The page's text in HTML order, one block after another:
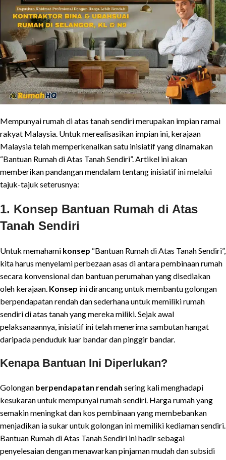
Mempunyai rumah di atas tanah sendiri merupakan impian ramai
rakyat Malaysia. Untuk merealisasikan impian ini, kerajaan
Malaysia telah memperkenalkan satu inisiatif yang dinamakan
“Bantuan Rumah di Atas Tanah Sendiri”. Artikel ini akan
memberikan pandangan mendalam tentang inisiatif ini melalui
tajuk-tajuk seterusnya:
1. Konsep Bantuan Rumah di Atas
Tanah Sendiri
Untuk memahami konsep “Bantuan Rumah di Atas Tanah Sendiri”,
kita harus menyelami perbezaan asas di antara pembinaan rumah
secara konvensional dan bantuan perumahan yang disediakan
oleh kerajaan. Konsep ini dirancang untuk membantu golongan
berpendapatan rendah dan sederhana untuk memiliki rumah
sendiri di atas tanah yang mereka miliki. Sejak awal
pelaksanaannya, inisiatif ini telah menerima sambutan hangat
daripada penduduk luar bandar dan pinggir bandar.
Kenapa Bantuan Ini Diperlukan?
Golongan berpendapatan rendah sering kali menghadapi
kesukaran untuk mempunyai rumah sendiri. Harga rumah yang
semakin meningkat dan kos pembinaan yang membebankan
menjadikan ia sukar untuk golongan ini memiliki kediaman sendiri.
Bantuan Rumah di Atas Tanah Sendiri ini hadir sebagai
penyelesaian dengan menawarkan pinjaman mudah dan subsidi